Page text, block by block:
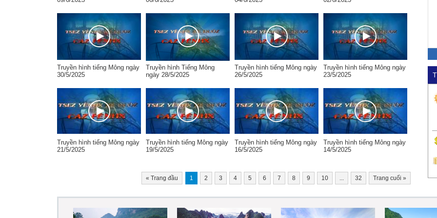
Truyền hình tiếng Mông ngày
30/5/2025
Truyền hình Tiếng Mông
ngày 28/5/2025
Truyền hình tiếng Mông ngày
26/5/2025
Truyền hình tiếng Mông ngày
23/5/2025
Truyền hình tiếng Mông ngày
21/5/2025
Truyền hình tiếng Mông ngày
19/5/2025
Truyền hình tiếng Mông ngày
16/5/2025
Truyền hình tiếng Mông ngày
14/5/2025
« Trang đầu 1 2 3 4 5 6 7 8 9 10 ... 32 Trang cuối »